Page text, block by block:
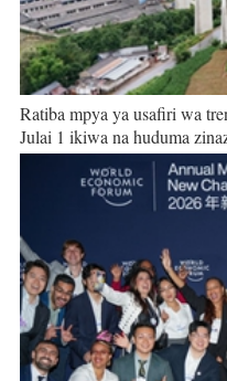
Ratiba mpya ya usafiri wa
Julai 1 ikiwa na huduma